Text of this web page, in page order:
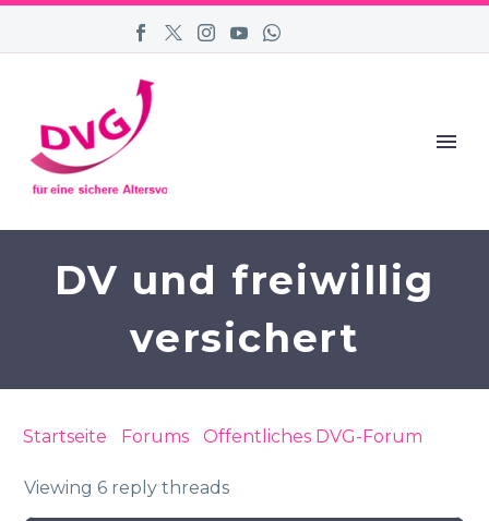
DV und freiwillig
versichert
Startseite Forums Öffentliches DVG-Forum
Viewing 6 reply threads